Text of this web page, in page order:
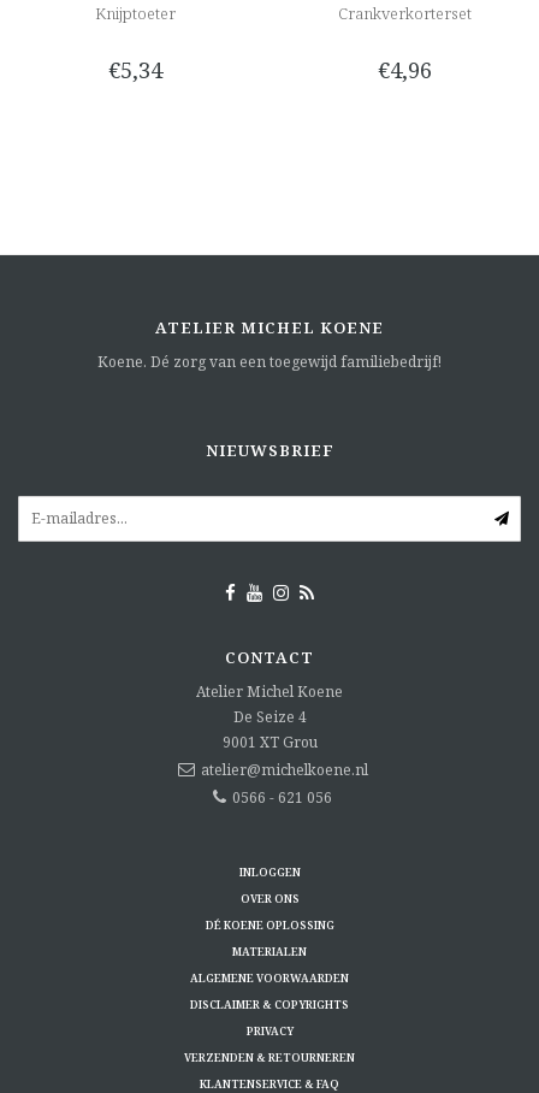
Knijptoeter
€5,34
Crankverkorterset
€4,96
ATELIER MICHEL KOENE
Koene. Dé zorg van een toegewijd familiebedrijf!
NIEUWSBRIEF
CONTACT
Atelier Michel Koene
De Seize 4
9001 XT Grou
atelier@michelkoene.nl
0566 - 621 056
INLOGGEN
OVER ONS
DÉ KOENE OPLOSSING
MATERIALEN
ALGEMENE VOORWAARDEN
DISCLAIMER & COPYRIGHTS
PRIVACY
VERZENDEN & RETOURNEREN
KLANTENSERVICE & FAQ